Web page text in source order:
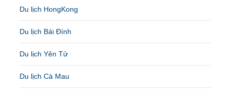
Du lịch HongKong
Du lịch Bái Đính
Du lịch Yên Tử
Du lịch Cà Mau